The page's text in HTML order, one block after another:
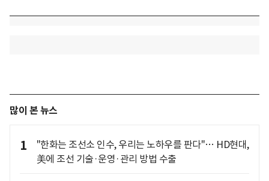
많이 본 뉴스
1
"한화는 조선소 인수, 우리는 노하우를 판다"… HD현대,
美에 조선 기술·운영·관리 방법 수출